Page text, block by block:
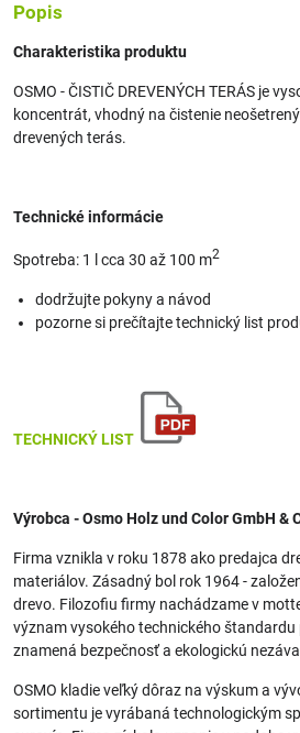
Popis
Charakteristika produktu
OSMO - ČISTIČ DREVENÝCH TERÁS je
koncentrát, vhodný na čistenie
drevených terás.
Technické informácie
Spotreba: 1 l cca 30 až 100 m2
dodržujte pokyny a návod
pozorne si prečítajte technický list
TECHNICKÝ LIST
Výrobca - Osmo Holz und Color GmbH &
Firma vznikla v roku 1878 ako predajca
materiálov. Zásadný bol rok 1964 -
drevo. Filozofiu firmy nachádzame v
význam vysokého technického
znamená bezpečnosť a ekologickú
OSMO kladie veľký dôraz na výskum a
sortimentu je vyrábaná technologickým